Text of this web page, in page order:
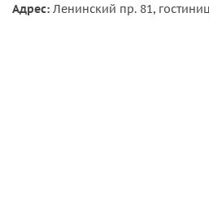
сохраняются исчезающие виды,
Адрес: Ленинский пр. 81,